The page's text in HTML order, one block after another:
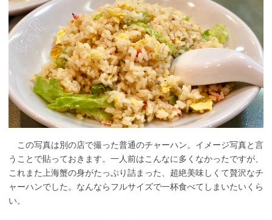
この写真は別の店で撮った普通のチャーハン。イメージ写真と言
うことで貼っておきます。一人前はこんなに多くなかったですが、
これまた上海蟹の身がたっぷり詰まった、超絶美味しくて贅沢なチ
ャーハンでした。なんならフルサイズで一杯食べてしまいたいくら
い。